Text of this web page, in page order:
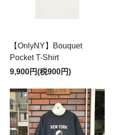
【OnlyNY】Bouquet
Pocket T-Shirt
9,900円(税900円)